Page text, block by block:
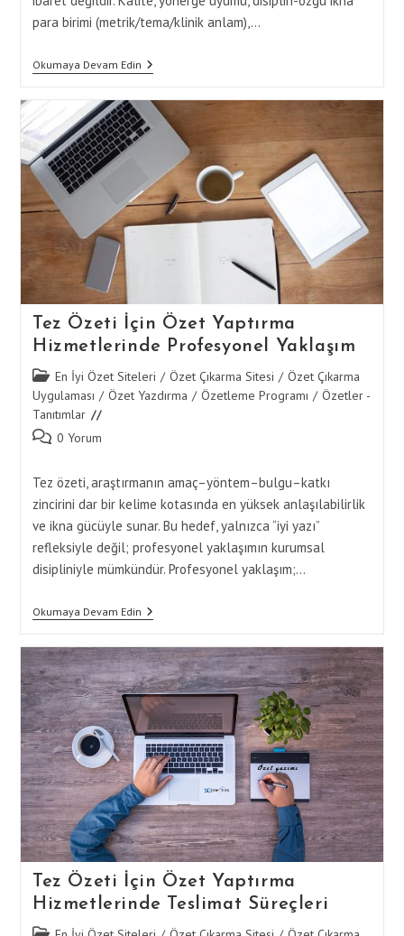
para birimi (metrik/tema/klinik anlam),…
Okumaya Devam EdinÖzet
Yaptırma
Ile
Tez
Özeti
Yazımında
Kalite
Yönetimi
Tez Özeti İçin Özet Yaptırma
Hizmetlerinde Profesyonel Yaklaşım
Post
category:
En İyi Özet Siteleri / Özet Çıkarma Sitesi / Özet Çıkarma
Uygulaması / Özet Yazdırma / Özetleme Programı / Özetler -
Tanıtımlar
Post 0 Yorum
Tez özeti, araştırmanın amaç–yöntem–bulgu–katkı
zincirini dar bir kelime kotasında en yüksek anlaşılabilirlik
ve ikna gücüyle sunar. Bu hedef, yalnızca “iyi yazı”
refleksiyle değil; profesyonel yaklaşımın kurumsal
disipliniyle mümkündür. Profesyonel yaklaşım;…
Okumaya Devam EdinTez
Özet
Yaptırma
Hizmetlerinde
Profesyonel
Yaklaşım
Tez Özeti İçin Özet Yaptırma
Hizmetlerinde Teslimat Süreçleri